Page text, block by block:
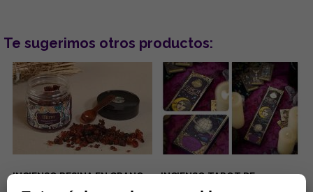
Te sugerimos otros productos:
INCIENSO RESINA EN GRANO
INCIENSO TAROT DE